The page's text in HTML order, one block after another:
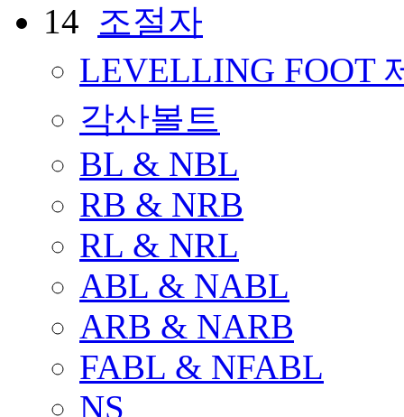
14 조절자
LEVELLING FOOT
각산볼트
BL & NBL
RB & NRB
RL & NRL
ABL & NABL
ARB & NARB
FABL & NFABL
NS